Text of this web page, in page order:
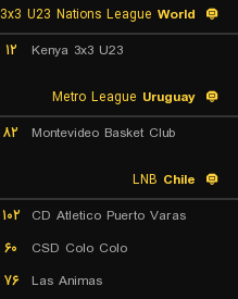
World
Kenya 3x3 U23
۱۲
Uruguay
Montevideo Basket Club
۸۲
Chile
CD Atletico Puerto Varas
۱۰۲
CSD Colo Colo
۶۰
Las Animas
۷۶